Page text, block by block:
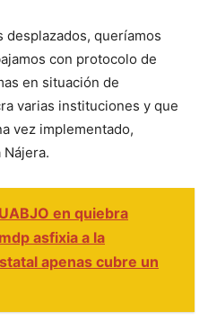
desplazados, queríamos
con protocolo de
en situación de
varias instituciones y que
vez implementado,
Nájera.
UABJO en quiebra
asfixia a la
apenas cubre un